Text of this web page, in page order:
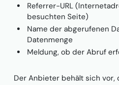
Referrer-URL
besuchten Seite)
Name der abgerufenen
Datenmenge
Meldung, ob der Abruf
Der Anbieter behält sich vor,